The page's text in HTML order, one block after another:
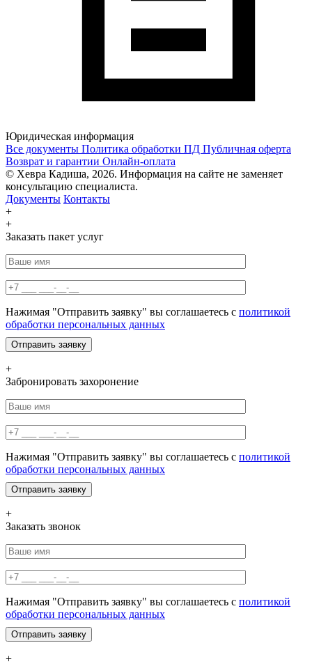
Юридическая информация
Все документы Политика обработки ПД Публичная оферта
Возврат и гарантии Онлайн-оплата
© Хевра Кадиша, 2026. Информация на сайте не заменяет
консультацию специалиста.
Документы Контакты
+
+
Заказать пакет услуг
Нажимая "Отправить заявку" вы соглашаетесь с политикой
обработки персональных данных
+
Забронировать захоронение
Нажимая "Отправить заявку" вы соглашаетесь с политикой
обработки персональных данных
+
Заказать звонок
Нажимая "Отправить заявку" вы соглашаетесь с политикой
обработки персональных данных
+